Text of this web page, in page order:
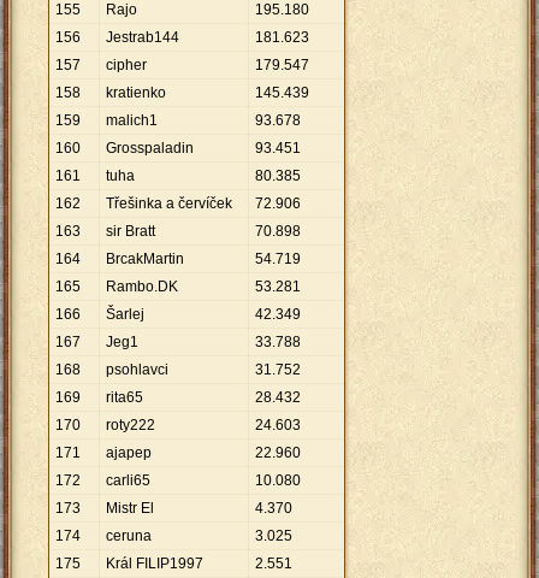
155
Rajo 195.180
156
Jestrab144 181.623
157
cipher 179.547
158
kratienko 145.439
159
malich1 93.678
160
Grosspaladin 93.451
161
tuha 80.385
162
Třešinka a červíček 72.906
163
sir Bratt 70.898
164
BrcakMartin 54.719
165
Rambo.DK 53.281
166
Šarlej 42.349
167
Jeg1 33.788
168
psohlavci 31.752
169
rita65 28.432
170
roty222 24.603
171
ajapep 22.960
172
carli65 10.080
173
Mistr El 4.370
174
ceruna 3.025
175
Král FILIP1997 2.551